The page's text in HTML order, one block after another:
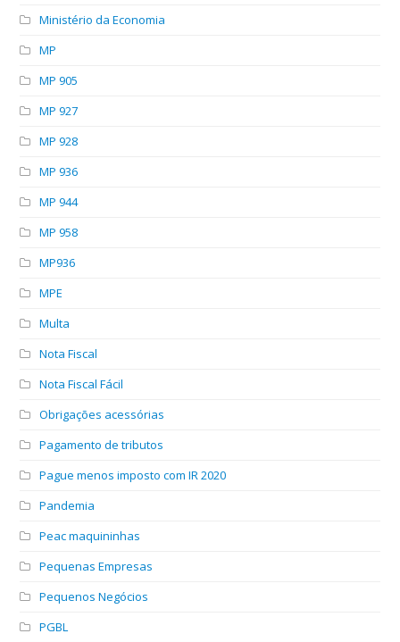
Ministério da Economia
MP
MP 905
MP 927
MP 928
MP 936
MP 944
MP 958
MP936
MPE
Multa
Nota Fiscal
Nota Fiscal Fácil
Obrigações acessórias
Pagamento de tributos
Pague menos imposto com IR 2020
Pandemia
Peac maquininhas
Pequenas Empresas
Pequenos Negócios
PGBL